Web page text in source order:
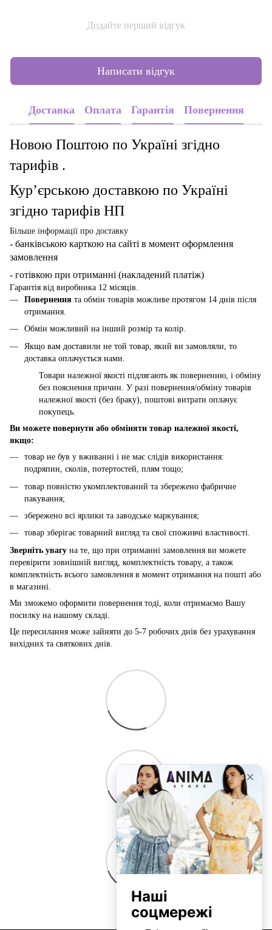
Додайте перший відгук
Написати відгук
Доставка Оплата Гарантія Повернення
Новою Поштою по Україні згідно
тарифів .
Кур’єрською доставкою по Україні
згідно тарифів НП
Більше інформації про доставку
- банківською карткою на сайті в момент оформлення
замовлення
- готівкою при отриманні (накладений платіж)
Гарантія від виробника 12 місяців.
Повернення та обмін товарів можливе протягом 14 днів після
отримання.
Обмін можливий на інший розмір та колір.
Якщо вам доставили не той товар, який ви замовляли, то
доставка оплачується нами.
Товари належної якості підлягають як поверненню, і обміну
без пояснення причин. У разі повернення/обміну товарів
належної якості (без браку), поштові витрати оплачує
покупець.
Ви можете повернути або обміняти товар належної якості,
якщо:
товар не був у вживанні і не має слідів використання:
подряпин, сколів, потертостей, плям тощо;
товар повністю укомплектований та збережено фабричне
пакування;
збережено всі ярлики та заводське маркування;
товар зберігає товарний вигляд та свої споживчі властивості.
Зверніть увагу на те, що при отриманні замовлення ви можете
перевірити зовнішній вигляд, комплектність товару, а також
комплектність всього замовлення в момент отримання на пошті або
в магазині.
Ми зможемо оформити повернення тоді, коли отримаємо Вашу
посилку на нашому складі.
Це пересилання може зайняти до 5-7 робочих днів без урахування
вихідних та святкових днів.